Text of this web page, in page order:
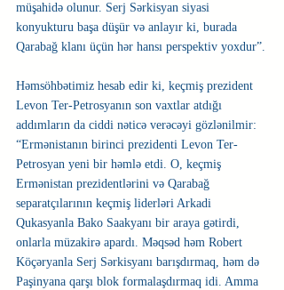
müşahidə olunur. Serj Sərkisyan siyasi
konyukturu başa düşür və anlayır ki, burada
Qarabağ klanı üçün hər hansı perspektiv yoxdur”.
Həmsöhbətimiz hesab edir ki, keçmiş prezident
Levon Ter-Petrosyanın son vaxtlar atdığı
addımların da ciddi nəticə verəcəyi gözlənilmir:
“Ermənistanın birinci prezidenti Levon Ter-
Petrosyan yeni bir həmlə etdi. O, keçmiş
Ermənistan prezidentlərini və Qarabağ
separatçılarının keçmiş liderləri Arkadi
Qukasyanla Bako Saakyanı bir araya gətirdi,
onlarla müzakirə apardı. Məqsəd həm Robert
Köçəryanla Serj Sərkisyanı barışdırmaq, həm də
Paşinyana qarşı blok formalaşdırmaq idi. Amma